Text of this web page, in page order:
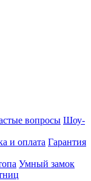
вопросы Шоу-
и оплата Гарантия
Умный замок